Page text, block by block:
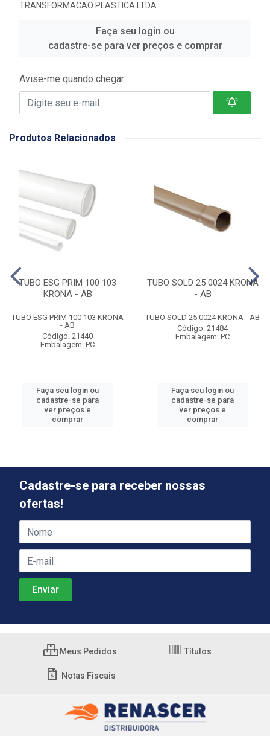
TRANSFORMACAO PLASTICA LTDA
Faça seu login ou
cadastre-se para ver preços e comprar
Avise-me quando chegar
Produtos Relacionados
TUBO ESG PRIM 100 103
KRONA - AB
TUBO ESG PRIM 100 103 KRONA
- AB
Código: 21440
Embalagem: PC
Faça seu login ou
cadastre-se para
ver preços e
comprar
TUBO SOLD 25 0024 KRONA
- AB
TUBO SOLD 25 0024 KRONA - AB
Código: 21484
Embalagem: PC
Faça seu login ou
cadastre-se para
ver preços e
comprar
Cadastre-se para receber nossas
ofertas!
Meus Pedidos Títulos
Notas Fiscais